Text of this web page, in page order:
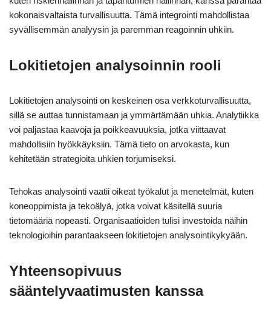
kokonaisvaltaista turvallisuutta. Tämä integrointi mahdollistaa
syvällisemmän analyysin ja paremman reagoinnin uhkiin.
Lokitietojen analysoinnin rooli
Lokitietojen analysointi on keskeinen osa verkkoturvallisuutta,
sillä se auttaa tunnistamaan ja ymmärtämään uhkia. Analytiikka
voi paljastaa kaavoja ja poikkeavuuksia, jotka viittaavat
mahdollisiin hyökkäyksiin. Tämä tieto on arvokasta, kun
kehitetään strategioita uhkien torjumiseksi.
Tehokas analysointi vaatii oikeat työkalut ja menetelmät, kuten
koneoppimista ja tekoälyä, jotka voivat käsitellä suuria
tietomääriä nopeasti. Organisaatioiden tulisi investoida näihin
teknologioihin parantaakseen lokitietojen analysointikykyään.
Yhteensopivuus
sääntelyvaatimusten kanssa